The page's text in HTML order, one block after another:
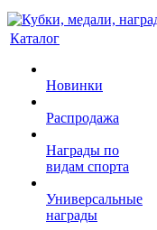
Каталог
Новинки
Распродажа
Награды по
видам спорта
Универсальные
награды